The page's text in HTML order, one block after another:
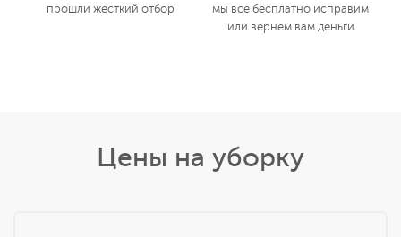
прошли жесткий отбор
мы все бесплатно исправим
или вернем вам деньги
Цены на уборку